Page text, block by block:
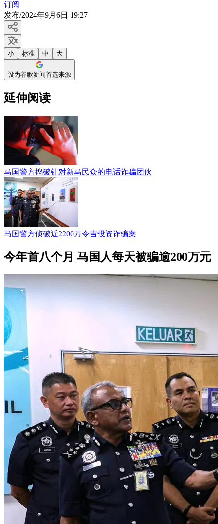
订阅
发布/2024年9月6日 19:27
小 标准 中 大
设为谷歌新闻首选来源
延伸阅读
马国警方捣破针对新马民众的电话诈骗团伙
马国警方侦破近2200万令吉投资诈骗案
今年首八个月 马国人每天被骗逾200万元